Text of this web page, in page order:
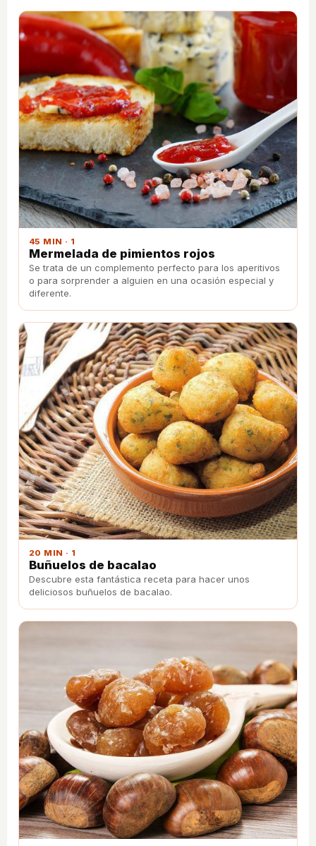
45 MIN · 1
Mermelada de pimientos rojos
Se trata de un complemento perfecto para los aperitivos
o para sorprender a alguien en una ocasión especial y
diferente.
20 MIN · 1
Buñuelos de bacalao
Descubre esta fantástica receta para hacer unos
deliciosos buñuelos de bacalao.